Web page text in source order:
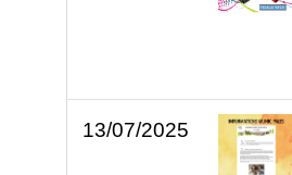
13/07/2025